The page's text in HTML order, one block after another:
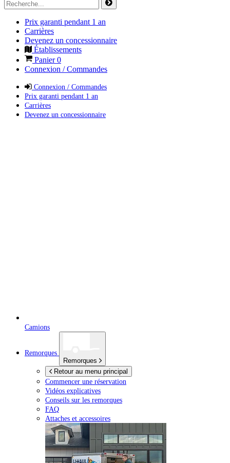
Prix garanti pendant 1 an
Carrières
Devenez un concessionnaire
Établissements
Panier0
Connexion / Commandes
Connexion / Commandes
Prix garanti pendant 1 an
Carrières
Devenez un concessionnaire
Camions
Remorques
Remorques
Retour au menu principal
Commencer une réservation
Vidéos explicatives
Conseils sur les remorques
FAQ
Attaches et accessoires